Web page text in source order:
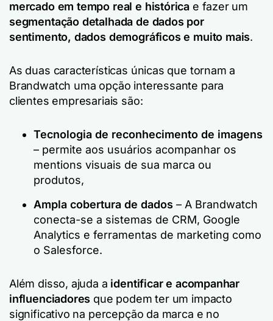
mercado em tempo real e histórica e fazer um
segmentação detalhada de dados por
sentimento, dados demográficos e muito mais.
As duas características únicas que tornam a
Brandwatch uma opção interessante para
clientes empresariais são:
Tecnologia de reconhecimento de imagens
– permite aos usuários acompanhar os
mentions visuais de sua marca ou
produtos,
Ampla cobertura de dados – A Brandwatch
conecta-se a sistemas de CRM, Google
Analytics e ferramentas de marketing como
o Salesforce.
Além disso, ajuda a identificar e acompanhar
influenciadores que podem ter um impacto
significativo na percepção da marca e no